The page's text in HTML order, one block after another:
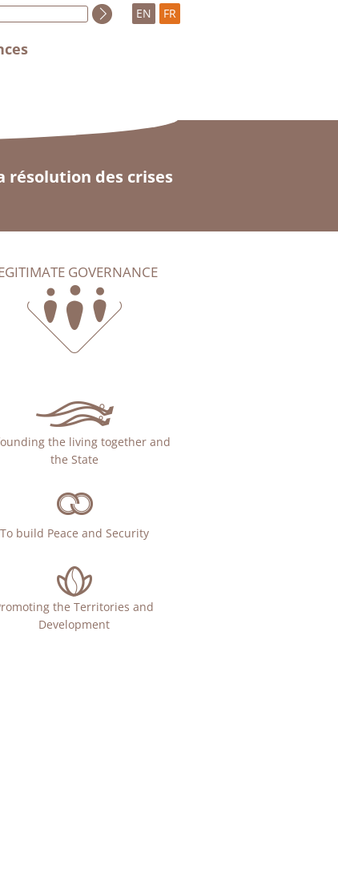
EN FR
résolution des crises
GOVERNANCE
the living together and
the State
To build Peace and Security
the Territories and
Development